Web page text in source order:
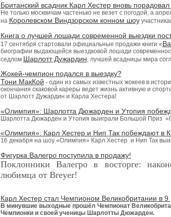
Британский всадник Карл Хестер вновь
Не только москвичам частенько не везет с погодой, а
на Королевском Виндзорском конном шоу
Книга о лучшей лошади современной выездки
17 сентября стартовали официальные продажи книги «
биографии выдающейся выездковой лошади
седлом Шарлотт Дужардин , лучшей всадницы мира
Жокей-чемпион подался в выездку?
Тони МакКой - один из самых известных жокеев в
окончания скаковой кареры ведет жизнь активную и
от Шарлотт Дужардин и Карла Хестера!
«Олимпия»: Шарлотта Дюжарден и Утопия
Шарлотта Дюжарден и Утопия выиграли Большой Приз
«Олимпия»: Карл Хестер и Нип Так побеждают в
16 декабря на шоу «Олимпия» Карл Хестер и Нип Так
Фигурка Валегро поступила в продажу!
Поклонники Валегро в восторге:
любимца от Breyer!
Карл Хестер стал Чемпионом Великобритании в 9
В минувшие выходные прошёл Чемпионат
Чемпионки и своей ученицы Шарлотты Дюжарден.